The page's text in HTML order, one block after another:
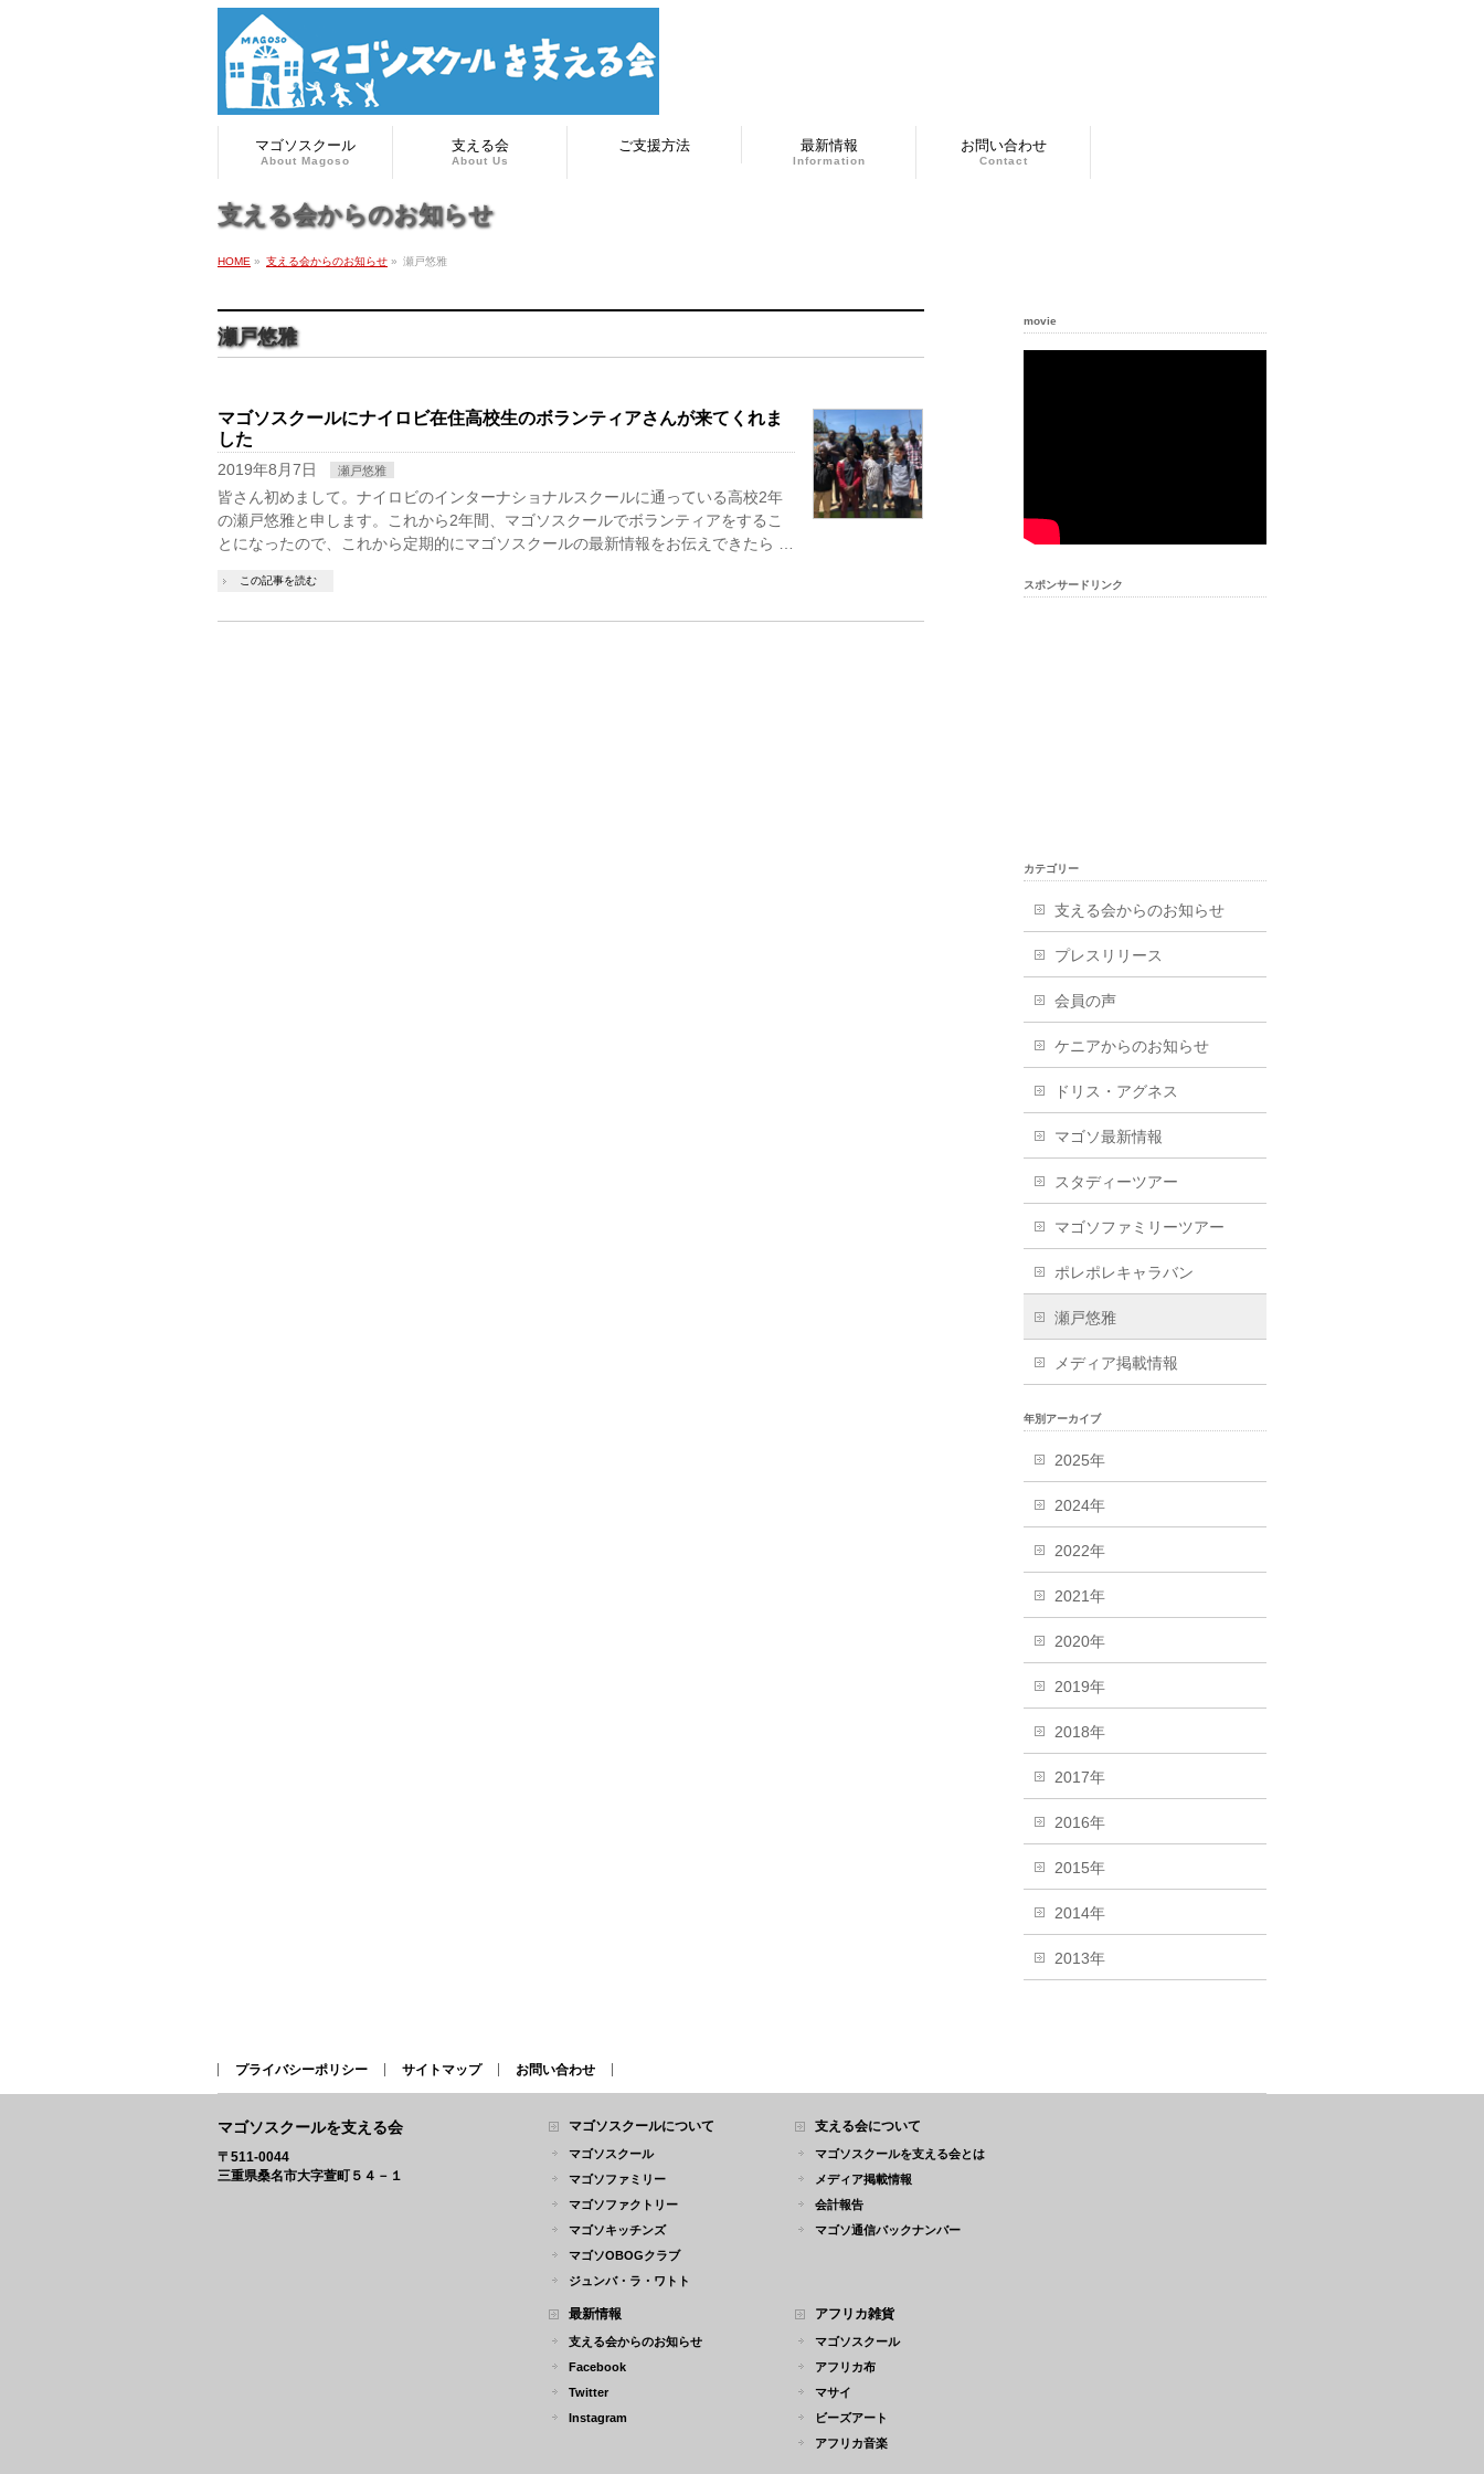
マゴソスクール
About Magoso
支える会
About Us
ご支援方法 最新情報
Information
お問い合わせ
Contact
支える会からのお知らせ
HOME » 支える会からのお知らせ » 瀬戸悠雅
瀬戸悠雅
マゴソスクールにナイロビ在住高校生のボランティアさんが来てくれま
した
2019年8月7日 瀬戸悠雅
皆さん初めまして。ナイロビのインターナショナルスクールに通っている高校2年
の瀬戸悠雅と申します。これから2年間、マゴソスクールでボランティアをするこ
とになったので、これから定期的にマゴソスクールの最新情報をお伝えできたら …
この記事を読む
movie
スポンサードリンク
カテゴリー
支える会からのお知らせ
プレスリリース
会員の声
ケニアからのお知らせ
ドリス・アグネス
マゴソ最新情報
スタディーツアー
マゴソファミリーツアー
ポレポレキャラバン
瀬戸悠雅
メディア掲載情報
年別アーカイブ
2025年
2024年
2022年
2021年
2020年
2019年
2018年
2017年
2016年
2015年
2014年
2013年
プライバシーポリシー サイトマップ お問い合わせ
マゴソスクールを支える会
〒511-0044
三重県桑名市大字萱町５４－１
マゴソスクールについて
マゴソスクール
マゴソファミリー
マゴソファクトリー
マゴソキッチンズ
マゴソOBOGクラブ
ジュンバ・ラ・ワトト
支える会について
マゴソスクールを支える会とは
メディア掲載情報
会計報告
マゴソ通信バックナンバー
最新情報
支える会からのお知らせ
Facebook
Twitter
Instagram
アフリカ雑貨
マゴソスクール
アフリカ布
マサイ
ビーズアート
アフリカ音楽